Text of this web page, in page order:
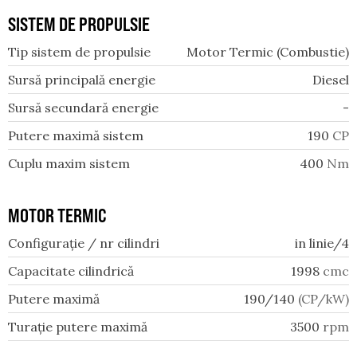
SISTEM DE PROPULSIE
Tip sistem de propulsie
Motor Termic (Combustie)
Sursă principală energie
Diesel
Sursă secundară energie
-
Putere maximă sistem
190 CP
Cuplu maxim sistem
400 Nm
MOTOR TERMIC
Configurație / nr cilindri
in linie/4
Capacitate cilindrică
1998 cmc
Putere maximă
190/140 (CP/kW)
Turație putere maximă
3500 rpm